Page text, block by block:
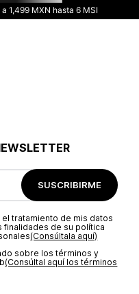
1,499 MXN hasta 6 MSI
SUSCRIBIRME
el tratamiento de mis datos
finalidades de su política
(Consúltala aquí)
sobre los términos y
(Consúltal aquí los términos